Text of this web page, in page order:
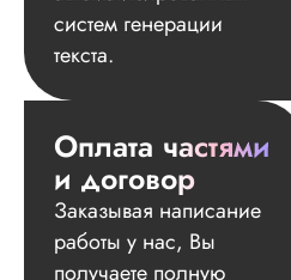
систем генерации
текста.
Оплата частями
и договор
Заказывая написание
работы у нас, Вы
получаете полную